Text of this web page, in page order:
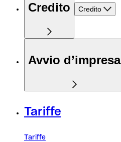
Credito Credito
Avvio d’impresa
Tariffe
Tariffe